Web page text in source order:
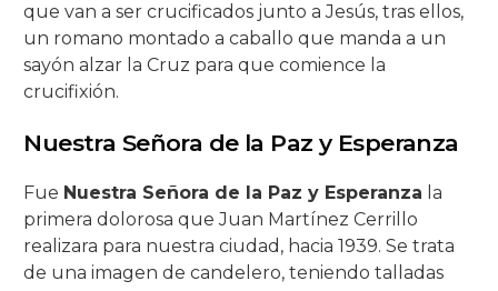
que van a ser crucificados junto a Jesús, tras ellos,
un romano montado a caballo que manda a un
sayón alzar la Cruz para que comience la
crucifixión.
Nuestra Señora de la Paz y Esperanza
Fue Nuestra Señora de la Paz y Esperanza la
primera dolorosa que Juan Martínez Cerrillo
realizara para nuestra ciudad, hacia 1939. Se trata
de una imagen de candelero, teniendo talladas